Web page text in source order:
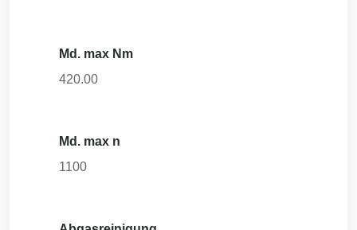
Md. max Nm
420.00
Md. max n
1100